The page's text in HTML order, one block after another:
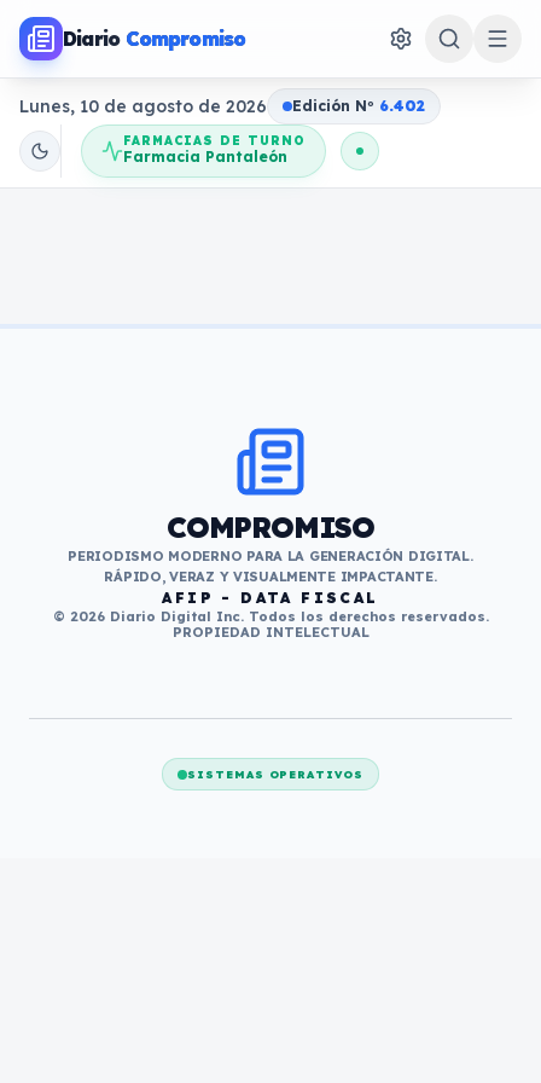
Diario Compromiso
Lunes, 10 de agosto de 2026 Edición No 6.402
FARMACIAS DE TURNO
Farmacia Pantaleón
COMPROMISO
PERIODISMO MODERNO PARA LA GENERACIÓN DIGITAL.
RÁPIDO, VERAZ Y VISUALMENTE IMPACTANTE.
AFIP - DATA FISCAL
© 2026 Diario Digital Inc. Todos los derechos reservados.
PROPIEDAD INTELECTUAL
SISTEMAS OPERATIVOS